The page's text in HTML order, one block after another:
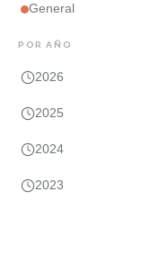
General
POR AÑO
2026
2025
2024
2023